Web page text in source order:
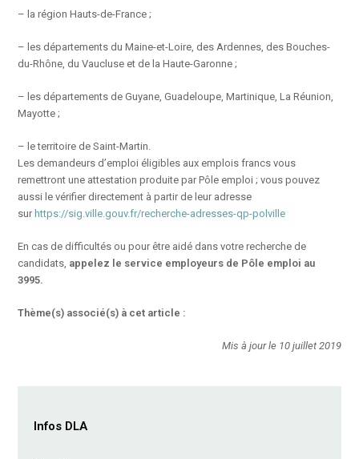
– la région Hauts-de-France ;
– les départements du Maine-et-Loire, des Ardennes, des Bouches-
du-Rhône, du Vaucluse et de la Haute-Garonne ;
– les départements de Guyane, Guadeloupe, Martinique, La Réunion,
Mayotte ;
– le territoire de Saint-Martin.
Les demandeurs d’emploi éligibles aux emplois francs vous
remettront une attestation produite par Pôle emploi ; vous pouvez
aussi le vérifier directement à partir de leur adresse
sur https://sig.ville.gouv.fr/recherche-adresses-qp-polville
En cas de difficultés ou pour être aidé dans votre recherche de
candidats, appelez le service employeurs de Pôle emploi au
3995.
Thème(s) associé(s) à cet article :
Mis à jour le 10 juillet 2019
Infos DLA